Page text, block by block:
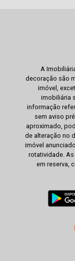
A
decoração são
imóvel,
imobiliária
informação
sem aviso
aproximado,
de alteração no
imóvel
rotatividade.
em reserva,